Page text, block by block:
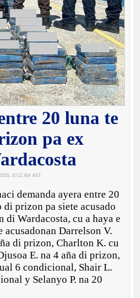
20 luna te
pa ex
10:12 AM AST
demanda ayera entre 20
prizon pa siete acusado
di Wardacosta, cu a haya e
acusadonan Darrelson V.
di prizon, Charlton K. cu
E. na 4 aña di prizon,
6 condicional, Shair L.
y Selanyo P. na 20